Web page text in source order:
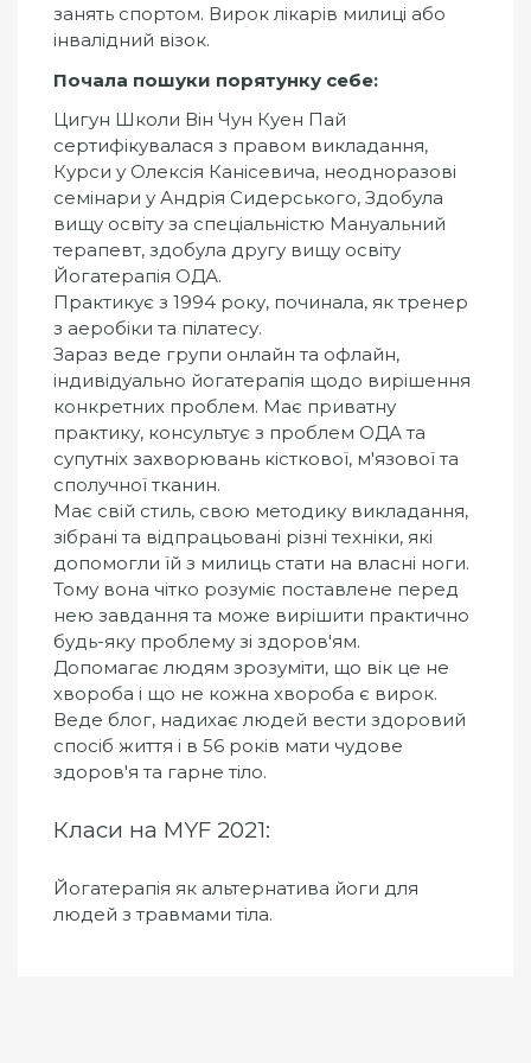
занять спортом. Вирок лікарів милиці або
інвалідний візок.
Почала пошуки порятунку себе:
Цигун Школи Він Чун Куен Пай
сертифікувалася з правом викладання,
Курси у Олексія Канісевича, неодноразові
семінари у Андрія Сидерського, Здобула
вищу освіту за спеціальністю Мануальний
терапевт, здобула другу вищу освіту
Йогатерапія ОДА.
Практикує з 1994 року, починала, як тренер
з аеробіки та пілатесу.
Зараз веде групи онлайн та офлайн,
індивідуально йогатерапія щодо вирішення
конкретних проблем. Має приватну
практику, консультує з проблем ОДА та
супутніх захворювань кісткової, м'язової та
сполучної тканин.
Має свій стиль, свою методику викладання,
зібрані та відпрацьовані різні техніки, які
допомогли їй з милиць стати на власні ноги.
Тому вона чітко розуміє поставлене перед
нею завдання та може вирішити практично
будь-яку проблему зі здоров'ям.
Допомагає людям зрозуміти, що вік це не
хвороба і що не кожна хвороба є вирок.
Веде блог, надихає людей вести здоровий
спосіб життя і в 56 років мати чудове
здоров'я та гарне тіло.
Класи на MYF 2021:
Йогатерапія як альтернатива йоги для
людей з травмами тіла.